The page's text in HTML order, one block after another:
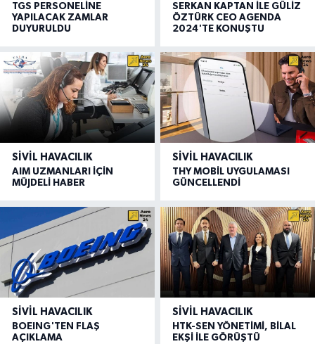
TGS PERSONELİNE
YAPILACAK ZAMLAR
DUYURULDU
SERKAN KAPTAN İLE GÜLİZ
ÖZTÜRK CEO AGENDA
2024'TE KONUŞTU
SIVIL HAVACILIK
AIM UZMANLARI İÇİN
MÜJDELİ HABER
SIVIL HAVACILIK
THY MOBİL UYGULAMASI
GÜNCELLENDİ
SIVIL HAVACILIK
BOEING'TEN FLAŞ
AÇIKLAMA
SIVIL HAVACILIK
HTK-SEN YÖNETİMİ, BİLAL
EKŞİ İLE GÖRÜŞTÜ